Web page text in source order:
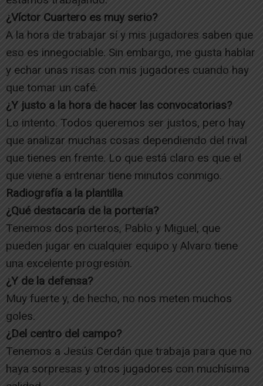
¿Víctor Cuartero es muy serio?
A la hora de trabajar sí y mis jugadores saben que
eso es innegociable. Sin embargo, me gusta hablar
y echar unas risas con mis jugadores cuando hay
que tomar un café.
¿Y justo a la hora de hacer las convocatorias?
Lo intento. Todos queremos ser justos, pero hay
que analizar muchas cosas dependiendo del rival
que tienes en frente. Lo que está claro es que el
que viene a entrenar tiene minutos conmigo.
Radiografía a la plantilla
¿Qué destacaría de la portería?
Tenemos dos porteros, Pablo y Miguel, que
pueden jugar en cualquier equipo y Alvaro tiene
una excelente progresión.
¿Y de la defensa?
Muy fuerte y, de hecho, no nos meten muchos
goles.
¿Del centro del campo?
Tenemos a Jesús Cerdán que trabaja para que no
haya sorpresas y otros jugadores con muchísima